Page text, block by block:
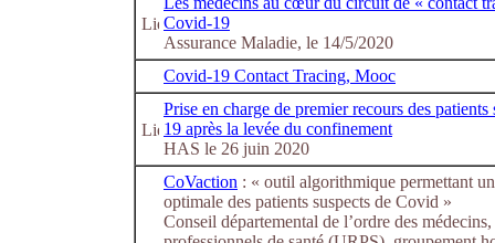
Covid-19
Assurance Maladie, le 14/5/2020
Covid-19 Contact Tracing, Mooc
Prise en charge de premier recours des
19 après la levée du confinement
HAS le 26 juin 2020
CoVaction : « outil algorithmique permettant
optimale des patients suspects de Covid »
Conseil départemental de l’ordre des